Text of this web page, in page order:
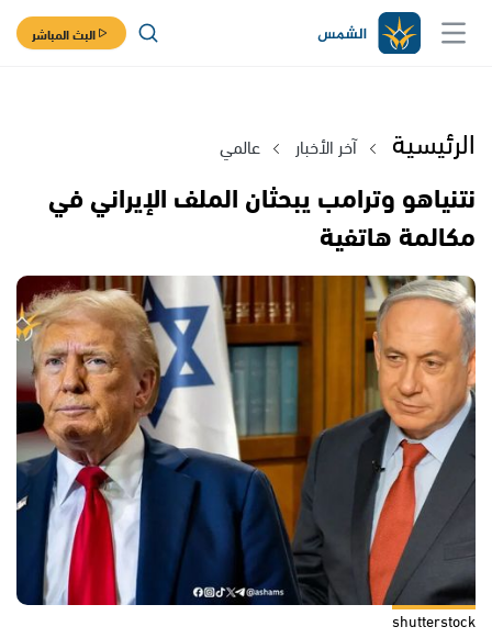
البث المباشر
الرئيسية آخر الأخبار عالمي
نتنياهو وترامب يبحثان الملف الإيراني في
مكالمة هاتفية
shutterstock